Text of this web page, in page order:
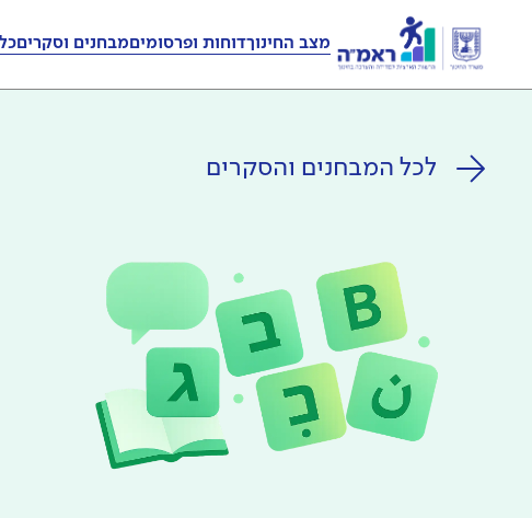
מצב החינוךדוחות ופרסומיםמבחנים וסקרים
לכל המבחנים והסקרים